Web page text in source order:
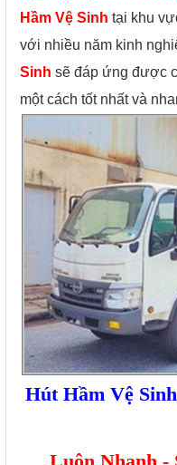
Hầm Vệ Sinh tại khu
với nhiều năm kinh
Sinh sẽ đáp ứng được
một cách tốt nhất và
Hút Hầm Vệ